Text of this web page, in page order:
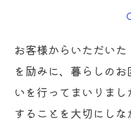
お客様からいただい
を励みに、暮らしの
いを行ってまいりま
することを大切にしな